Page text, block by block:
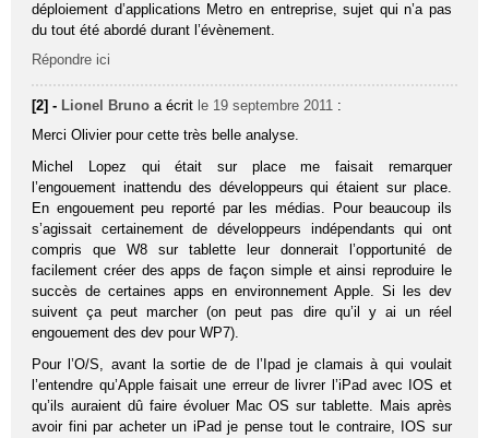
déploiement d’applications Metro en entreprise, sujet qui n’a pas
du tout été abordé durant l’évènement.
Répondre ici
[2] - Lionel Bruno a écrit le 19 septembre 2011 :
Merci Olivier pour cette très belle analyse.
Michel Lopez qui était sur place me faisait remarquer
l’engouement inattendu des développeurs qui étaient sur place.
En engouement peu reporté par les médias. Pour beaucoup ils
s’agissait certainement de développeurs indépendants qui ont
compris que W8 sur tablette leur donnerait l’opportunité de
facilement créer des apps de façon simple et ainsi reproduire le
succès de certaines apps en environnement Apple. Si les dev
suivent ça peut marcher (on peut pas dire qu’il y ai un réel
engouement des dev pour WP7).
Pour l’O/S, avant la sortie de de l’Ipad je clamais à qui voulait
l’entendre qu’Apple faisait une erreur de livrer l’iPad avec IOS et
qu’ils auraient dû faire évoluer Mac OS sur tablette. Mais après
avoir fini par acheter un iPad je pense tout le contraire, IOS sur